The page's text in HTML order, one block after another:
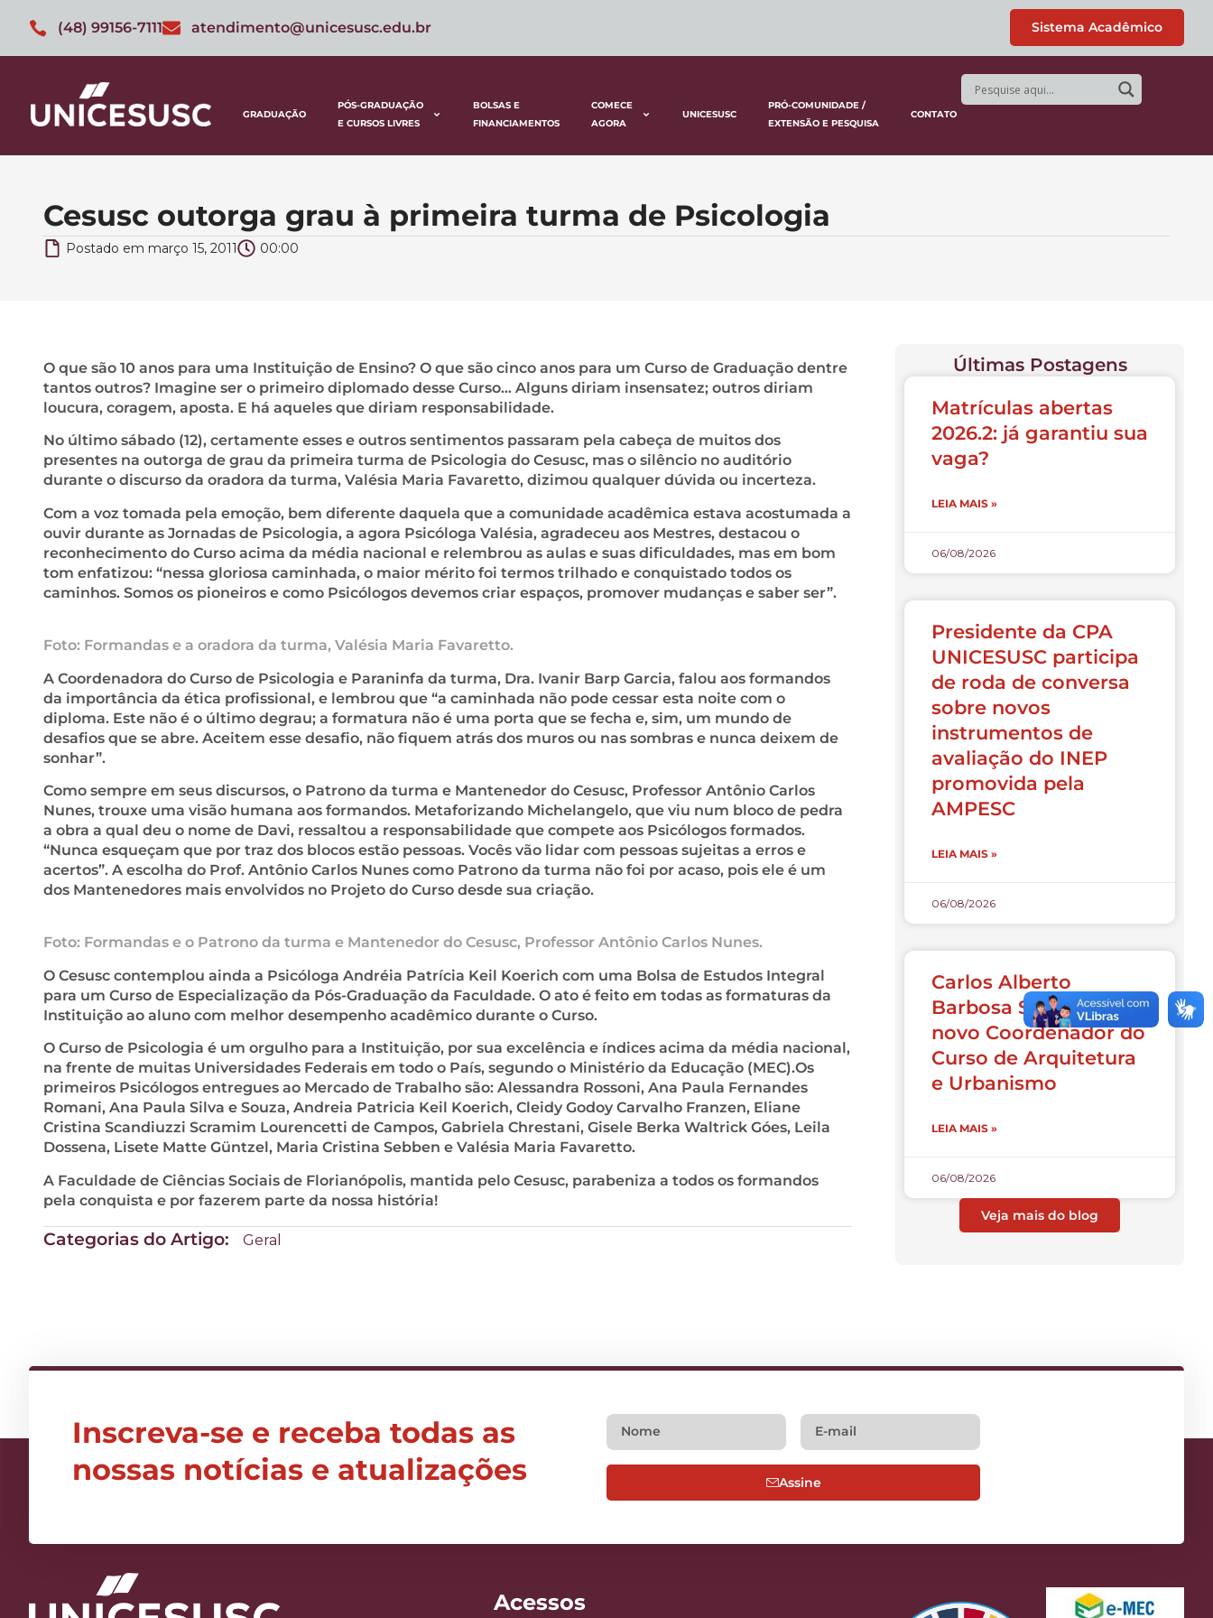
(48) 99156-7111 atendimento@unicesusc.edu.br Sistema Acadêmico
GRADUAÇÃO
PÓS-GRADUAÇÃO
E CURSOS LIVRES
BOLSAS E
FINANCIAMENTOS
COMECE
AGORA
UNICESUSC
PRÓ-COMUNIDADE /
EXTENSÃO E PESQUISA
CONTATO
Cesusc outorga grau à primeira turma de Psicologia
Postado em março 15, 2011 00:00
O que são 10 anos para uma Instituição de Ensino? O que são cinco anos para um Curso de Graduação dentre
tantos outros? Imagine ser o primeiro diplomado desse Curso… Alguns diriam insensatez; outros diriam
loucura, coragem, aposta. E há aqueles que diriam responsabilidade.
No último sábado (12), certamente esses e outros sentimentos passaram pela cabeça de muitos dos
presentes na outorga de grau da primeira turma de Psicologia do Cesusc, mas o silêncio no auditório
durante o discurso da oradora da turma, Valésia Maria Favaretto, dizimou qualquer dúvida ou incerteza.
Com a voz tomada pela emoção, bem diferente daquela que a comunidade acadêmica estava acostumada a
ouvir durante as Jornadas de Psicologia, a agora Psicóloga Valésia, agradeceu aos Mestres, destacou o
reconhecimento do Curso acima da média nacional e relembrou as aulas e suas dificuldades, mas em bom
tom enfatizou: “nessa gloriosa caminhada, o maior mérito foi termos trilhado e conquistado todos os
caminhos. Somos os pioneiros e como Psicólogos devemos criar espaços, promover mudanças e saber ser”.
Foto: Formandas e a oradora da turma, Valésia Maria Favaretto.
A Coordenadora do Curso de Psicologia e Paraninfa da turma, Dra. Ivanir Barp Garcia, falou aos formandos
da importância da ética profissional, e lembrou que “a caminhada não pode cessar esta noite com o
diploma. Este não é o último degrau; a formatura não é uma porta que se fecha e, sim, um mundo de
desafios que se abre. Aceitem esse desafio, não fiquem atrás dos muros ou nas sombras e nunca deixem de
sonhar”.
Como sempre em seus discursos, o Patrono da turma e Mantenedor do Cesusc, Professor Antônio Carlos
Nunes, trouxe uma visão humana aos formandos. Metaforizando Michelangelo, que viu num bloco de pedra
a obra a qual deu o nome de Davi, ressaltou a responsabilidade que compete aos Psicólogos formados.
“Nunca esqueçam que por traz dos blocos estão pessoas. Vocês vão lidar com pessoas sujeitas a erros e
acertos”. A escolha do Prof. Antônio Carlos Nunes como Patrono da turma não foi por acaso, pois ele é um
dos Mantenedores mais envolvidos no Projeto do Curso desde sua criação.
Foto: Formandas e o Patrono da turma e Mantenedor do Cesusc, Professor Antônio Carlos Nunes.
O Cesusc contemplou ainda a Psicóloga Andréia Patrícia Keil Koerich com uma Bolsa de Estudos Integral
para um Curso de Especialização da Pós-Graduação da Faculdade. O ato é feito em todas as formaturas da
Instituição ao aluno com melhor desempenho acadêmico durante o Curso.
O Curso de Psicologia é um orgulho para a Instituição, por sua excelência e índices acima da média nacional,
na frente de muitas Universidades Federais em todo o País, segundo o Ministério da Educação (MEC).Os
primeiros Psicólogos entregues ao Mercado de Trabalho são: Alessandra Rossoni, Ana Paula Fernandes
Romani, Ana Paula Silva e Souza, Andreia Patricia Keil Koerich, Cleidy Godoy Carvalho Franzen, Eliane
Cristina Scandiuzzi Scramim Lourencetti de Campos, Gabriela Chrestani, Gisele Berka Waltrick Góes, Leila
Dossena, Lisete Matte Güntzel, Maria Cristina Sebben e Valésia Maria Favaretto.
A Faculdade de Ciências Sociais de Florianópolis, mantida pelo Cesusc, parabeniza a todos os formandos
pela conquista e por fazerem parte da nossa história!
Categorias do Artigo: Geral
Últimas Postagens
Matrículas abertas
2026.2: já garantiu sua
vaga?
LEIA MAIS »
06/08/2026
Presidente da CPA
UNICESUSC participa
de roda de conversa
sobre novos
instrumentos de
avaliação do INEP
promovida pela
AMPESC
LEIA MAIS »
06/08/2026
Carlos Alberto
Barbosa Souza é o
novo Coordenador do
Curso de Arquitetura
e Urbanismo
LEIA MAIS »
06/08/2026
Veja mais do blog
Inscreva-se e receba todas as
nossas notícias e atualizações
Assine
Acessos